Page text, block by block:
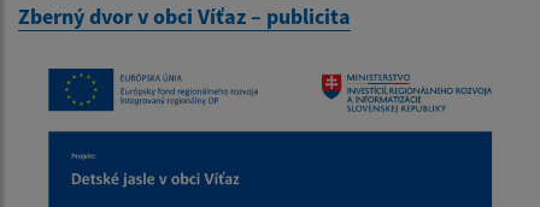
Zberný dvor v obci Víťaz – publicita